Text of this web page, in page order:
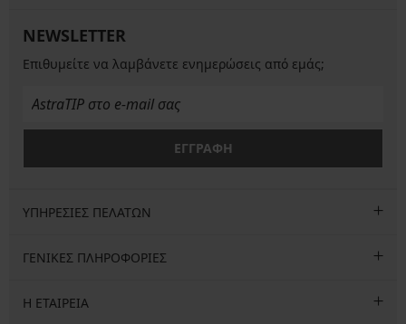
NEWSLETTER
Επιθυμείτε να λαμβάνετε ενημερώσεις από εμάς;
ΕΓΓΡΑΦΗ
ΥΠΗΡΕΣΙΕΣ ΠΕΛΑΤΩΝ
ΓΕΝΙΚΕΣ ΠΛΗΡΟΦΟΡΙΕΣ
Η ΕΤΑΙΡΕΙΑ